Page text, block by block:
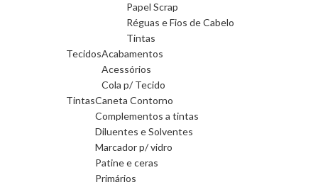
Papel Scrap
Réguas e Fios de Cabelo
Tintas
TecidosAcabamentos
Acessórios
Cola p/ Tecido
TintasCaneta Contorno
Complementos a tintas
Diluentes e Solventes
Marcador p/ vidro
Patine e ceras
Primários